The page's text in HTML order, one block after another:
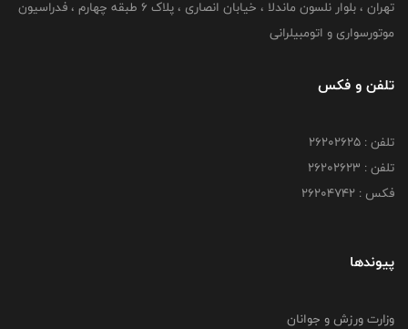
تهران ، بلوار نلسون ماندلا ، خیابان انصاری ، پلاک ۶ طبقه چهارم ، فدراسیون
موتورسواری و اتومبیلرانی
تلفن و فکس
تلفن : ۲۶۲۰۲۶۲۵
تلفن : ۲۶۲۰۲۶۲۳
فکس : ۲۶۲۰۴۷۴۲
پیوندها
وزارت ورزش و جوانان